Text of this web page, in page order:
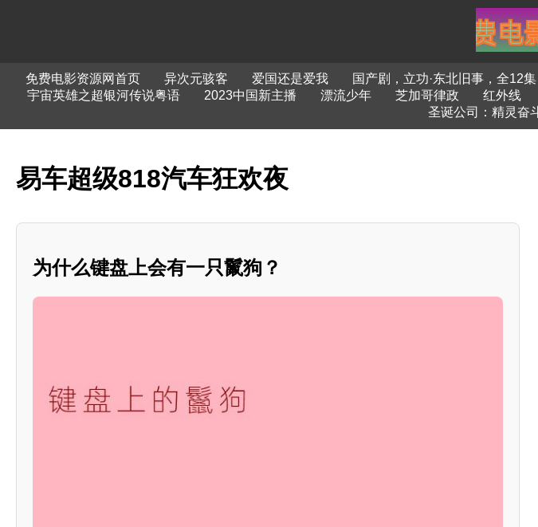
免费电影资源网首页 异次元骇客 爱国还是爱我 国产剧，立功·东北旧事，全12集
宇宙英雄之超银河传说粤语
2023中国新主播 漂流少年 芝加哥律政 红外线
圣诞公司：精灵奋
易车超级818汽车狂欢夜
为什么键盘上会有一只鬣狗？